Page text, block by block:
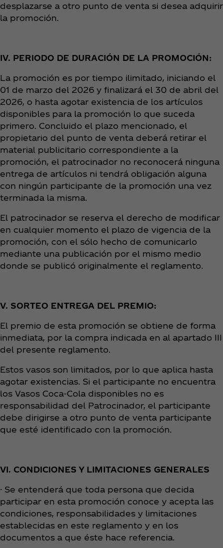
desplazarse a otro punto de venta si desea adquirir
la promoción.
IV. PERIODO DE DURACIÓN DE LA PROMOCIÓN:
La promoción es por tiempo ilimitado, iniciando el
01 de marzo del 2026 y finalizará el 30 de abril del
2026, o hasta agotar existencia de los artículos
disponibles para la promoción lo que suceda
primero. Concluido el plazo mencionado, el
propietario del punto de venta deberá retirar el
material publicitario correspondiente a la
promoción, el patrocinador no reconocerá ninguna
entrega de artículos ni tendrá obligación alguna
con ningún participante de la promoción una vez
terminada la misma.
El patrocinador se reserva el derecho de modificar
en cualquier momento el plazo de vigencia de la
promoción, con el sólo hecho de comunicarlo
mediante una publicación por el mismo medio
donde se publicó originalmente el reglamento.
V. SORTEO ENTREGA DEL PREMIO:
El premio de esta promoción se obtiene de forma
inmediata, por la compra indicada en al apartado III
del presente reglamento.
Estos vasos son limitados, por lo que aplica hasta
agotar existencias. Si el participante no encuentra
los Vasos Coca‑Cola disponibles no es
responsabilidad del Patrocinador, el participante
debe dirigirse a otro punto de venta participante
que esté identificado con la promoción.
VI. CONDICIONES Y LIMITACIONES GENERALES
· Se entenderá que toda persona que decida
participar en esta promoción conoce y acepta las
condiciones, responsabilidades y limitaciones
establecidas en este reglamento y en los
documentos a que éste hace referencia.